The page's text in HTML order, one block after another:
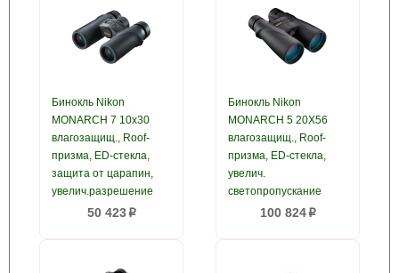
Бинокль Nikon
MONARCH 7 10x30
влагозащищ., Roof-
призма, ED-стекла,
защита от царапин,
увелич.разрешение
50 423p
Бинокль Nikon
MONARCH 5 20X56
влагозащищ., Roof-
призма, ED-стекла,
увелич.
светопропускание
100 824p